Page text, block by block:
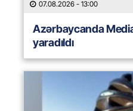
07.08.2026 - 13:00
Azərbaycanda
yaradıldı